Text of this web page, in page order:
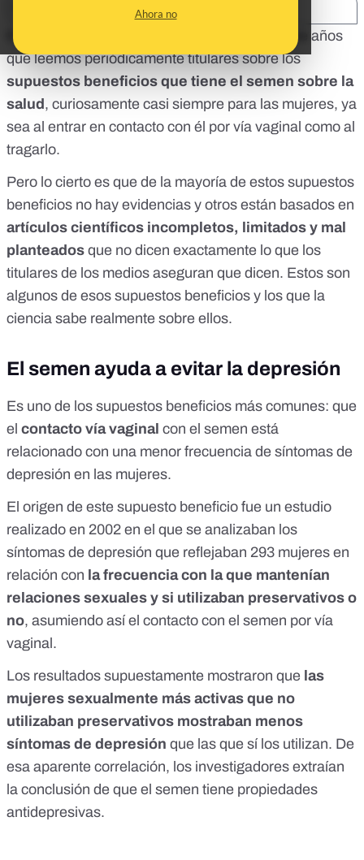
Ahora no
Entre el chascarrillo y el estudio científico, hace años
que leemos periódicamente titulares sobre los
supuestos beneficios que tiene el semen sobre la
salud, curiosamente casi siempre para las mujeres, ya
sea al entrar en contacto con él por vía vaginal como al
tragarlo.
Pero lo cierto es que de la mayoría de estos supuestos
beneficios no hay evidencias y otros están basados en
artículos científicos incompletos, limitados y mal
planteados que no dicen exactamente lo que los
titulares de los medios aseguran que dicen. Estos son
algunos de esos supuestos beneficios y los que la
ciencia sabe realmente sobre ellos.
El semen ayuda a evitar la depresión
Es uno de los supuestos beneficios más comunes: que
el contacto vía vaginal con el semen está
relacionado con una menor frecuencia de síntomas de
depresión en las mujeres.
El origen de este supuesto beneficio fue un estudio
realizado en 2002 en el que se analizaban los
síntomas de depresión que reflejaban 293 mujeres en
relación con la frecuencia con la que mantenían
relaciones sexuales y si utilizaban preservativos o
no, asumiendo así el contacto con el semen por vía
vaginal.
Los resultados supuestamente mostraron que las
mujeres sexualmente más activas que no
utilizaban preservativos mostraban menos
síntomas de depresión que las que sí los utilizan. De
esa aparente correlación, los investigadores extraían
la conclusión de que el semen tiene propiedades
antidepresivas.